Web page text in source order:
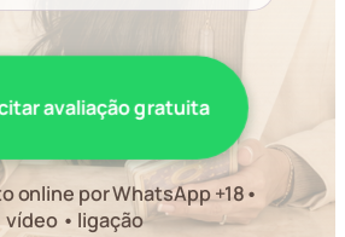
avaliação gratuita
online por WhatsApp +18•
vídeo • ligação